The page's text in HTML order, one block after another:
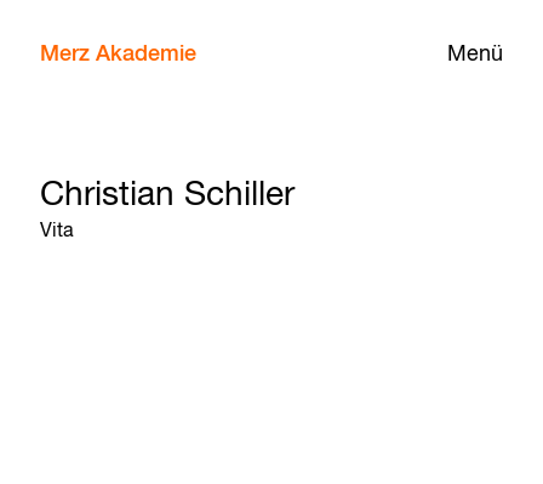
Menü
Merz Akademie
Christian Schiller
Vita